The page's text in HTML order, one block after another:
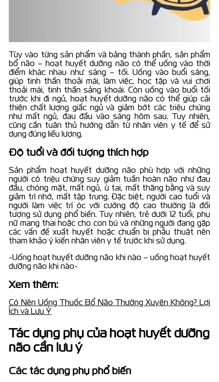
Tùy vào từng sản phẩm và bảng thành phần, sản phẩm
bổ não – hoạt huyết dưỡng não có thể uống vào thời
điểm khác nhau như: sáng – tối. Uống vào buổi sáng,
giúp tinh thần thoải mái, làm việc, học tập và vui chơi
thoải mái, tinh thần sảng khoái. Còn uống vào buổi tối
trước khi đi ngủ, hoạt huyết dưỡng não có thể giúp cải
thiện chất lượng giấc ngủ và giảm bớt các triệu chứng
như mất ngủ, đau đầu vào sáng hôm sau. Tuy nhiên,
cũng cần tuân thủ hướng dẫn từ nhân viên y tế để sử
dụng đúng liều lượng.
Độ tuổi và đối tượng thích hợp
Sản phẩm hoạt huyết dưỡng não phù hợp với những
người có triệu chứng suy giảm tuần hoàn não như đau
đầu, chóng mặt, mất ngủ, ù tai, mất thăng bằng và suy
giảm trí nhớ, mất tập trung. Đặc biệt, người cao tuổi và
người làm việc trí óc với cường độ cao thường là đối
tượng sử dụng phổ biến. Tuy nhiên, trẻ dưới 12 tuổi, phụ
nữ mang thai hoặc cho con bú và những người đang gặp
các vấn đề xuất huyết hoặc chuẩn bị phẫu thuật nên
tham khảo ý kiến nhân viên y tế trước khi sử dụng.
-Uống hoạt huyết dưỡng não khi nào – uống hoạt huyết
dưỡng não khi nào-
Xem thêm:
Có Nên Uống Thuốc Bổ Não Thường Xuyên Không? Lợi
Ích và Lưu Ý
Tác dụng phụ của hoạt huyết dưỡng
não cần lưu ý
Các tác dụng phụ phổ biến